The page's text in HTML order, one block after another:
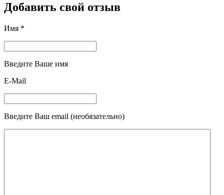
Добавить свой отзыв
Имя *
Введите Ваше имя
E-Mail
Введите Ваш email (необязательно)